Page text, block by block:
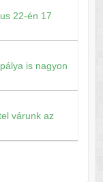
22-én 17
is nagyon
várunk az